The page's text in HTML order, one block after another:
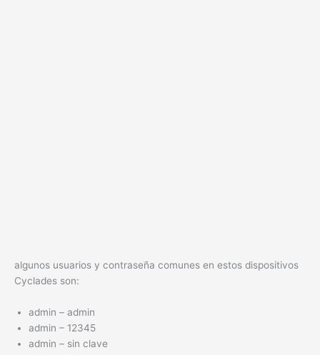
algunos usuarios y contraseña comunes en estos dispositivos
Cyclades son:
admin – admin
admin – 12345
admin – sin clave